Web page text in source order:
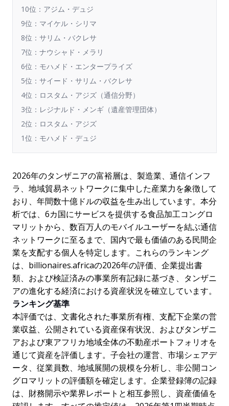
10位：アジム・デュジ
9位：マイケル・シリマ
8位：サリム・バクレサ
7位：ナウシャド・メラリ
6位：モハメド・エンタープライズ
5位：サイード・サリム・バクレサ
4位：ロスタム・アジズ（通信分野）
3位：レジナルド・メンギ（遺産管理団体）
2位：ロスタム・アジズ
1位：モハメド・デュジ
2026年のタンザニアの富裕層は、製造業、通信インフ
ラ、地域貿易ネットワークに集中した産業力を象徴して
おり、年間数十億ドルの収益を生み出しています。本分
析では、6カ国にサービスを提供する食品加工コングロ
マリットから、数百万人のモバイルユーザーを結ぶ通信
ネットワークに至るまで、国内で最も価値のある民間企
業を支配する個人を特定します。これらのランキング
は、billionaires.africaの2026年の評価、企業提出書
類、および検証済みの事業所有記録に基づき、タンザニ
アの進化する経済における資産状況を確立しています。
ランキング基準
本評価では、文書化された事業所有権、支配下企業の営
業収益、公開されている資産保有状況、およびタンザニ
アおよび東アフリカ地域全体の不動産ポートフォリオを
通じて資産を評価します。子会社の運営、市場シェアデ
ータ、従業員数、地域展開の規模を分析し、非公開コン
グロマリットの評価額を確定します。企業登録簿の記録
は、財務開示や業界レポートと相互参照し、資産価値を